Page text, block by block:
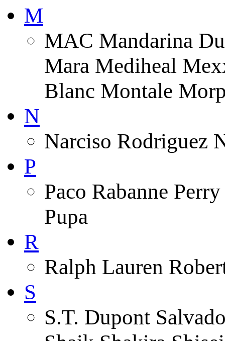
M
MAC Mandarina
Mara Mediheal
Blanc Montale
N
Narciso Rodriguez
P
Paco Rabanne
Pupa
R
Ralph Lauren
S
S.T. Dupont